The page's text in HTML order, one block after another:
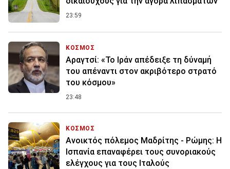
23:59
ΚΟΣΜΟΣ
Αραγτσί: «Το Ιράν απέδειξε τη δύναμή
του απέναντι στον ακριβότερο στρατό
του κόσμου»
23:48
ΚΟΣΜΟΣ
Ανοικτός πόλεμος Μαδρίτης - Ρώμης: Η
Ισπανία επαναφέρει τους συνοριακούς
ελέγχους για τους Ιταλούς